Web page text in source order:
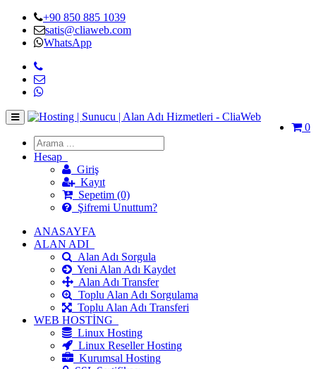
+90 850 885 1039
satis@cliaweb.com
WhatsApp
0
Hesap
Giriş
Kayıt
Sepetim (0)
Şifremi Unuttum?
ANASAYFA
ALAN ADI
Alan Adı Sorgula
Yeni Alan Adı Kaydet
Alan Adı Transfer
Toplu Alan Adı Sorgulama
Toplu Alan Adı Transferi
WEB HOSTİNG
Linux Hosting
Linux Reseller Hosting
Kurumsal Hosting